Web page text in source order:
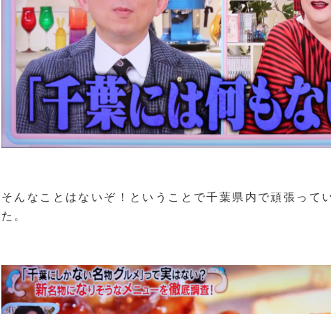
そんなことはないぞ！ということで千葉県内で頑張って
た。